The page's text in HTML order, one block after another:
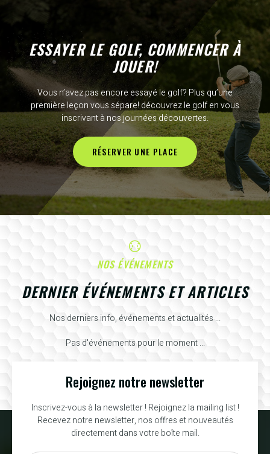
ESSAYER LE GOLF, COMMENCER À
JOUER!
Vous n’avez pas encore essayé le golf? Plus qu’une
première leçon vous sépare! découvrez le golf en vous
inscrivant à nos journées découvertes.
RÉSERVER UNE PLACE
NOS ÉVÉNEMENTS
DERNIER ÉVÉNEMENTS ET ARTICLES
Nos derniers info, événements et actualités ...
Pas d'événements pour le moment ...
Rejoignez notre newsletter
Inscrivez-vous à la newsletter ! Rejoignez la mailing list !
Recevez notre newsletter, nos offres et nouveautés
directement dans votre boîte mail.